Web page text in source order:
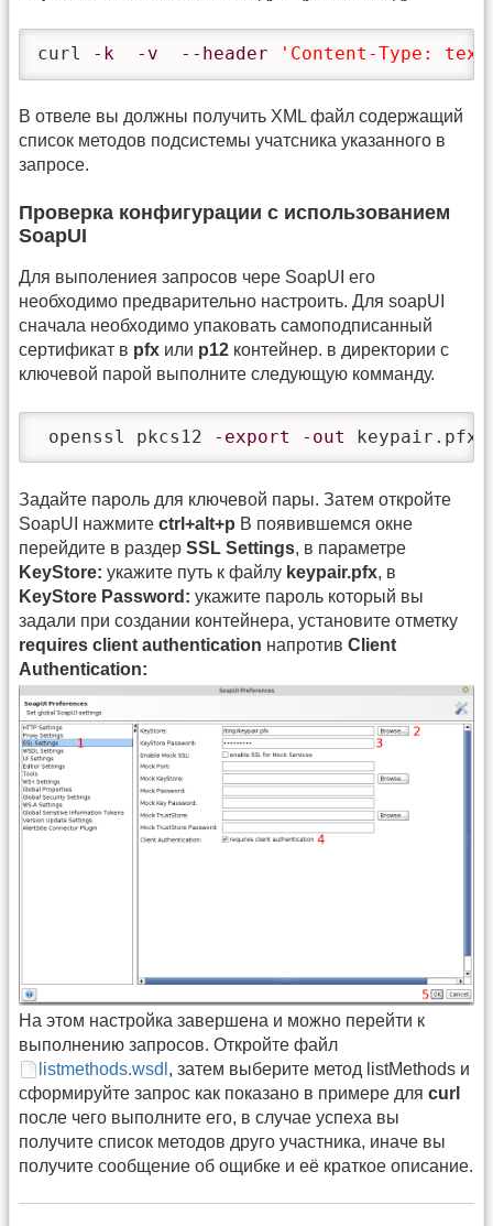
curl -k -v --header 'Content-Type:
В отвеле вы должны получить XML файл содержащий
список методов подсистемы учатсника указанного в
запросе.
Проверка конфигурации с использованием
SoapUI
Для выполениея запросов чере SoapUI его
необходимо предварительно настроить. Для soapUI
сначала необходимо упаковать самоподписанный
сертификат в pfx или p12 контейнер. в директории с
ключевой парой выполните следующую комманду.
openssl pkcs12 -export -out keypair.pfx
Задайте пароль для ключевой пары. Затем откройте
SoapUI нажмите ctrl+alt+p В появившемся окне
перейдите в раздер SSL Settings, в параметре
KeyStore: укажите путь к файлу keypair.pfx, в
KeyStore Password: укажите пароль который вы
задали при создании контейнера, установите отметку
requires client authentication напротив Client
Authentication:
На этом настройка завершена и можно перейти к
выполнению запросов. Откройте файл
listmethods.wsdl , затем выберите метод listMethods и
сформируйте запрос как показано в примере для curl
после чего выполните его, в случае успеха вы
получите список методов друго участника, иначе вы
получите сообщение об ощибке и её краткое описание.